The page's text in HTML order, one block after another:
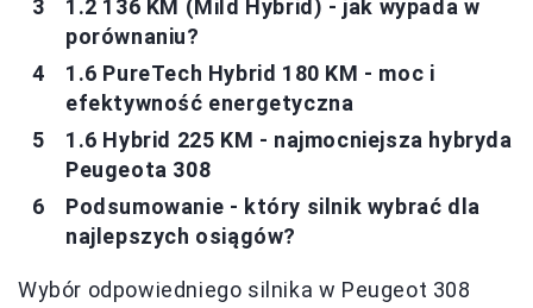
1.2 136 KM (Mild Hybrid) - jak wypada w
porównaniu?
1.6 PureTech Hybrid 180 KM - moc i
efektywność energetyczna
1.6 Hybrid 225 KM - najmocniejsza hybryda
Peugeota 308
Podsumowanie - który silnik wybrać dla
najlepszych osiągów?
Wybór odpowiedniego silnika w Peugeot 308